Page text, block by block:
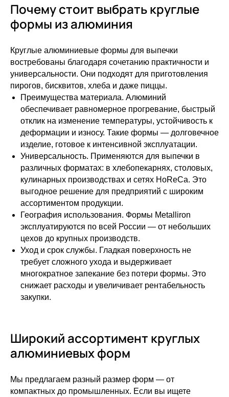
Почему стоит выбрать круглые
формы из алюминия
Круглые алюминиевые формы для выпечки
востребованы благодаря сочетанию практичности и
универсальности. Они подходят для приготовления
пирогов, бисквитов, хлеба и даже пиццы.
Преимущества материала. Алюминий
обеспечивает равномерное прогревание, быстрый
отклик на изменение температуры, устойчивость к
деформации и износу. Такие формы — долговечное
изделие, готовое к интенсивной эксплуатации.
Универсальность. Применяются для выпечки в
различных форматах: в хлебопекарнях, столовых,
кулинарных производствах и сетях HoReCa. Это
выгодное решение для предприятий с широким
ассортиментом продукции.
География использования. Формы Metalliron
эксплуатируются по всей России — от небольших
цехов до крупных производств.
Уход и срок службы. Гладкая поверхность не
требует сложного ухода и выдерживает
многократное запекание без потери формы. Это
снижает расходы и увеличивает рентабельность
закупки.
Широкий ассортимент круглых
алюминиевых форм
Мы предлагаем разный размер форм — от
компактных до промышленных. Если вы ищете